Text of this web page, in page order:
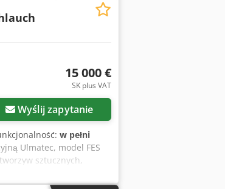
15 000 €
SK plus VAT
Wyślij zapytanie
w pełni
Ulmatec, model FES
sztucznych,
filtracyjna FES
tworzyw